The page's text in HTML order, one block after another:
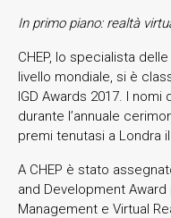
In primo piano: realtà
CHEP, lo specialista
livello mondiale, si è
IGD Awards 2017. I
durante l’annuale
premi tenutasi a Londra
A CHEP è stato
and Development
Management e Virtual